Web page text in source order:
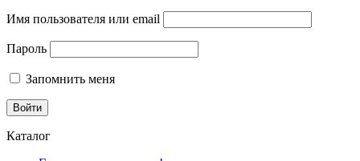
Имя пользователя или email
Пароль
Запомнить меня
Каталог